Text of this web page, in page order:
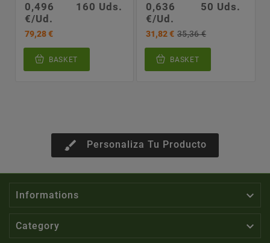
0,496
€/Ud.
160 Uds.
79,28 €
BASKET
0,636
€/Ud.
50 Uds.
31,82 € 35,36 €
BASKET
brush Personaliza Tu Producto
Informations 
Category 